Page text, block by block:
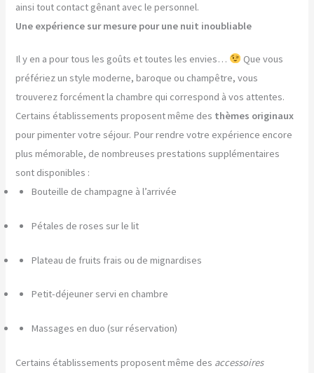
ainsi tout contact gênant avec le personnel.
Une expérience sur mesure pour une nuit inoubliable
Il y en a pour tous les goûts et toutes les envies…
Que vous
préfériez un style moderne, baroque ou champêtre, vous
trouverez forcément la chambre qui correspond à vos attentes.
Certains établissements proposent même des thèmes originaux
pour pimenter votre séjour. Pour rendre votre expérience encore
plus mémorable, de nombreuses prestations supplémentaires
sont disponibles :
Bouteille de champagne à l’arrivée
Pétales de roses sur le lit
Plateau de fruits frais ou de mignardises
Petit-déjeuner servi en chambre
Massages en duo (sur réservation)
Certains établissements proposent même des accessoires